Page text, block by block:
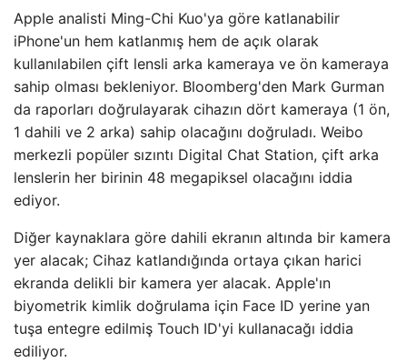
Apple analisti Ming-Chi Kuo'ya göre katlanabilir
iPhone'un hem katlanmış hem de açık olarak
kullanılabilen çift lensli arka kameraya ve ön kameraya
sahip olması bekleniyor. Bloomberg'den Mark Gurman
da raporları doğrulayarak cihazın dört kameraya (1 ön,
1 dahili ve 2 arka) sahip olacağını doğruladı. Weibo
merkezli popüler sızıntı Digital Chat Station, çift arka
lenslerin her birinin 48 megapiksel olacağını iddia
ediyor.
Diğer kaynaklara göre dahili ekranın altında bir kamera
yer alacak; Cihaz katlandığında ortaya çıkan harici
ekranda delikli bir kamera yer alacak. Apple'ın
biyometrik kimlik doğrulama için Face ID yerine yan
tuşa entegre edilmiş Touch ID'yi kullanacağı iddia
ediliyor.